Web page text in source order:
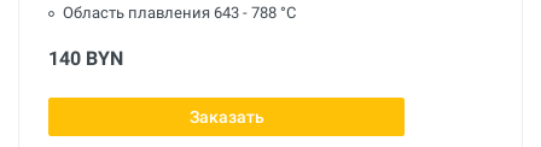
Область плавления 643 - 788 °С
140 BYN
Заказать